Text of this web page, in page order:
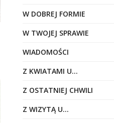
W DOBREJ FORMIE
W TWOJEJ SPRAWIE
WIADOMOŚCI
Z KWIATAMI U…
Z OSTATNIEJ CHWILI
Z WIZYTĄ U…